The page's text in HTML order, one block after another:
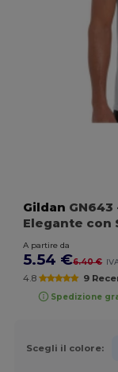
Gildan GN643
Elegante con
A partire da
5.54 €6.40 €
4.8 9
Spedizione
Scegli il colore: